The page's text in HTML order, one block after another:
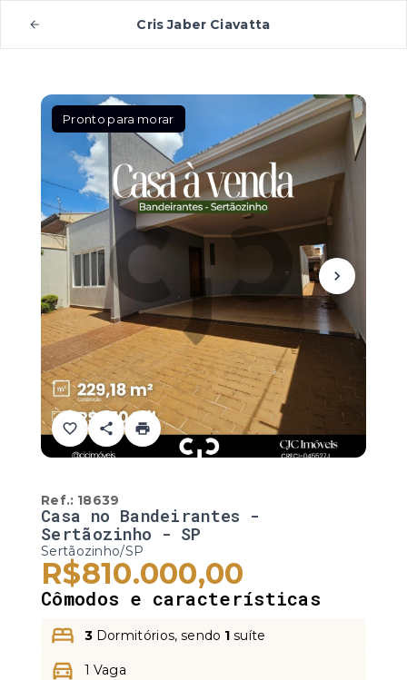
Cris Jaber Ciavatta
Pronto para morar
Ref.: 18639
Casa no Bandeirantes -
Sertãozinho - SP
Sertãozinho/SP
R$810.000,00
Cômodos e características
3 Dormitórios, sendo 1 suíte
1 Vaga